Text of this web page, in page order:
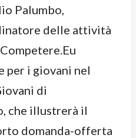
Palumbo,
delle attività
per i giovani nel
di
che illustrerà il
domanda-offerta